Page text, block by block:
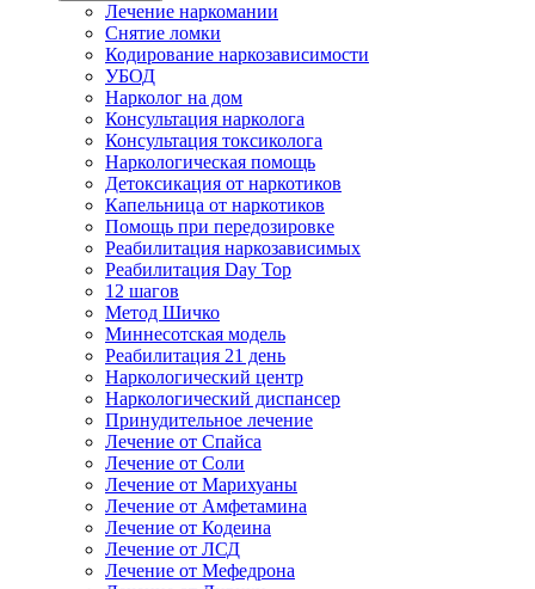
Лечение наркомании
Снятие ломки
Кодирование наркозависимости
УБОД
Нарколог на дом
Консультация нарколога
Консультация токсиколога
Наркологическая помощь
Детоксикация от наркотиков
Капельница от наркотиков
Помощь при передозировке
Реабилитация наркозависимых
Реабилитация Day Top
12 шагов
Метод Шичко
Миннесотская модель
Реабилитация 21 день
Наркологический центр
Наркологический диспансер
Принудительное лечение
Лечение от Спайса
Лечение от Соли
Лечение от Марихуаны
Лечение от Амфетамина
Лечение от Кодеина
Лечение от ЛСД
Лечение от Мефедрона